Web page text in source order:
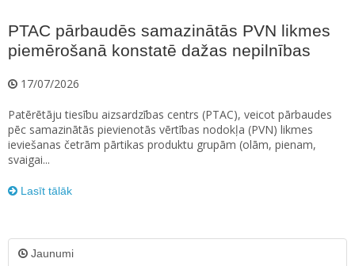
PTAC pārbaudēs samazinātās PVN likmes
piemērošanā konstatē dažas nepilnības
17/07/2026
Patērētāju tiesību aizsardzības centrs (PTAC), veicot pārbaudes
pēc samazinātās pievienotās vērtības nodokļa (PVN) likmes
ieviešanas četrām pārtikas produktu grupām (olām, pienam,
svaigai...
Lasīt tālāk
Jaunumi